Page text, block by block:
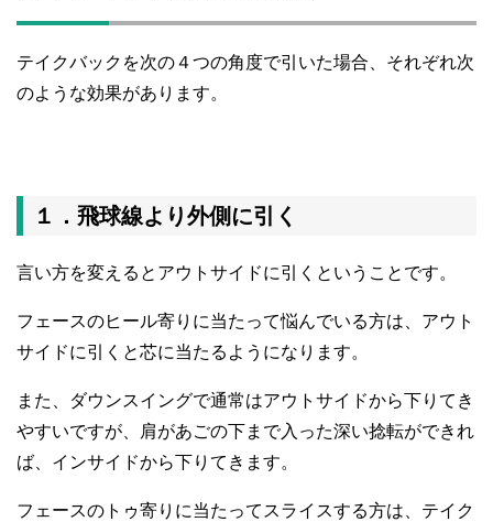
テイクバックを次の４つの角度で引いた場合、それぞれ次
のような効果があります。
１．飛球線より外側に引く
言い方を変えるとアウトサイドに引くということです。
フェースのヒール寄りに当たって悩んでいる方は、アウト
サイドに引くと芯に当たるようになります。
また、ダウンスイングで通常はアウトサイドから下りてき
やすいですが、肩があごの下まで入った深い捻転ができれ
ば、インサイドから下りてきます。
フェースのトゥ寄りに当たってスライスする方は、テイク